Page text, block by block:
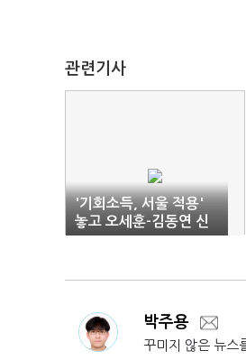
관련기사
'기회소득, 서울 적용'
놓고 오세훈-김동연 신
경전
박주용
꾸미지 않은 뉴스